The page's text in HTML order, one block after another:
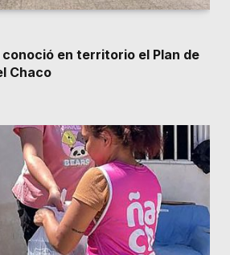
conoció en territorio el Plan de
Chaco